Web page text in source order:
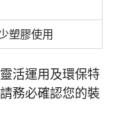
塑膠使用
活運用及環保特
務必確認您的裝